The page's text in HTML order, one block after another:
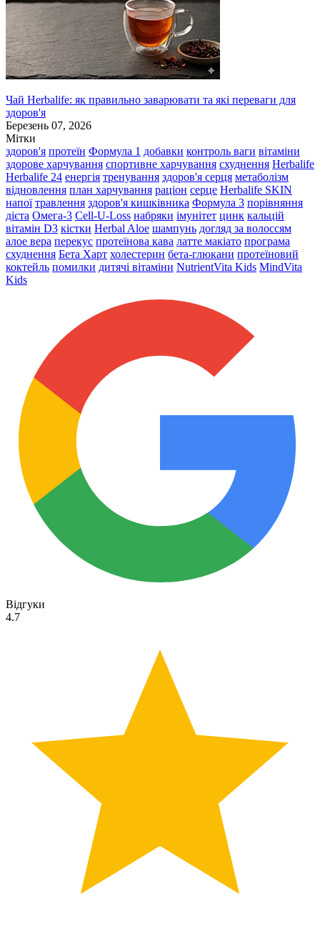
Чай Herbalife: як правильно заварювати та які переваги для
здоров'я
Березень 07, 2026
Мітки
здоров'я протеїн Формула 1 добавки контроль ваги вітаміни
здорове харчування спортивне харчування схуднення Herbalife
Herbalife 24 енергія тренування здоров'я серця метаболізм
відновлення план харчування раціон серце Herbalife SKIN
напої травлення здоров'я кишківника Формула 3 порівняння
дієта Омега-3 Cell-U-Loss набряки імунітет цинк кальцій
вітамін D3 кістки Herbal Aloe шампунь догляд за волоссям
алое вера перекус протеїнова кава латте макіато програма
схуднення Бета Харт холестерин бета-глюкани протеїновий
коктейль помилки дитячі вітаміни NutrientVita Kids MindVita
Kids
Відгуки
4.7